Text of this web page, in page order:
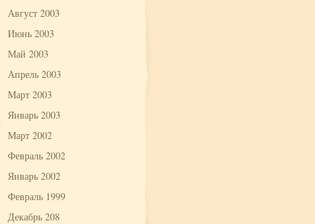
Август 2003
Июнь 2003
Май 2003
Апрель 2003
Март 2003
Январь 2003
Март 2002
Февраль 2002
Январь 2002
Февраль 1999
Декабрь 208